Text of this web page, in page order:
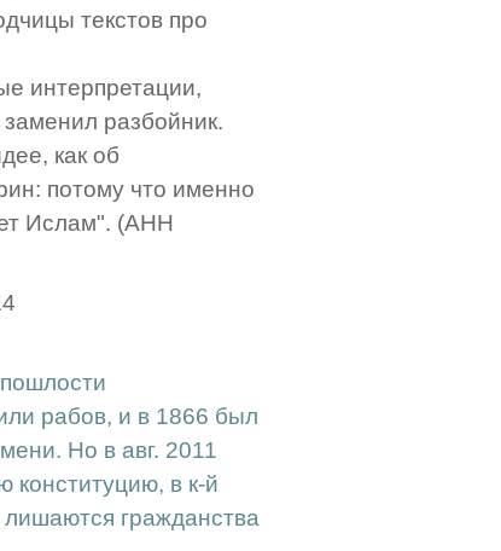
текстов про
интерпретации,
разбойник.
как об
потому что именно
Ислам". (АНН
рабов, и в 1866 был
Но в авг. 2011
конституцию, в к-й
гражданства